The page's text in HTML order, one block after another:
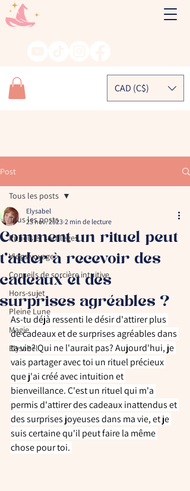
CAD (C$)
Post
Tous les posts
Rituels et sortilèges
Vlogs voyage
Conseils de sorcière intuitive
Hors-sujet
Pleine Lune
Magie
Elysabel
Tous les posts
Comment un rituel peut
t’aider à recevoir des
cadeaux et des
surprises agréables ?
Elysabel
23 nov. 2023 2 min de lecture
As-tu déjà ressenti le désir d'attirer plus
de cadeaux et de surprises agréables dans
ta vie? Qui ne l'aurait pas? Aujourd'hui, je
vais partager avec toi un rituel précieux
que j'ai créé avec intuition et
bienveillance. C'est un rituel qui m'a
permis d'attirer des cadeaux inattendus et
des surprises joyeuses dans ma vie, et je
suis certaine qu'il peut faire la même
chose pour toi.